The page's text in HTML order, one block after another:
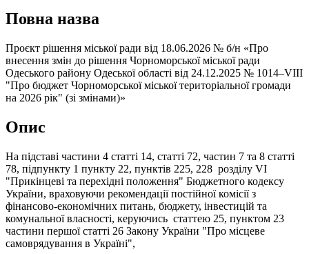
Повна назва
Проєкт рішення міської ради від 18.06.2026 № б/н «Про
внесення змін до рішення Чорноморської міської ради
Одеського району Одеської області від 24.12.2025 № 1014–VІII
"Про бюджет Чорноморської міської територіальної громади
на 2026 рік" (зі змінами)»
Опис
На підставі частини 4 статті 14, статті 72, частин 7 та 8 статті
78, підпункту 1 пункту 22, пунктів 225, 228 розділу VI
"Прикінцеві та перехідні положення" Бюджетного кодексу
України, враховуючи рекомендації постійної комісії з
фінансово-економічних питань, бюджету, інвестицій та
комунальної власності, керуючись статтею 25, пунктом 23
частини першої статті 26 Закону України "Про місцеве
самоврядування в Україні",